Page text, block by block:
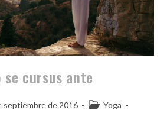
cursus ante
septiembre de 2016
Yoga